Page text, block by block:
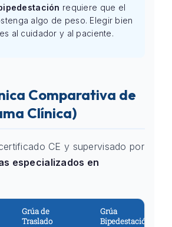
requiere que el
algo de peso. Elegir bien
al cuidador y al paciente.
Comparativa de
Clínica)
CE y supervisado por
especializados en
Grúa de
Traslado
Grúa
Bipedestación